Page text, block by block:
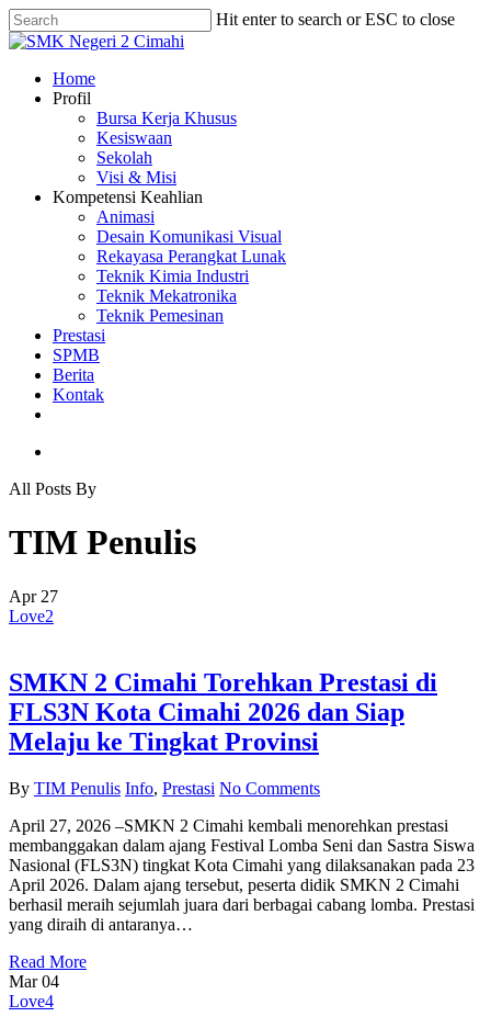
Skip
to
content
Hit enter to search or ESC to close
Close
search
Menu
Home
Profil
Bursa Kerja Khusus
Kesiswaan
Sekolah
Visi & Misi
Kompetensi Keahlian
Animasi
Desain Komunikasi Visual
Rekayasa Perangkat Lunak
Teknik Kimia Industri
Teknik Mekatronika
Teknik Pemesinan
Prestasi
SPMB
Berita
Kontak
All Posts By
TIM Penulis
Apr 27
Love2
SMKN 2 Cimahi Torehkan Prestasi di
FLS3N Kota Cimahi 2026 dan Siap
Melaju ke Tingkat Provinsi
By TIM Penulis Info, Prestasi No Comments
April 27, 2026 –SMKN 2 Cimahi kembali menorehkan prestasi
membanggakan dalam ajang Festival Lomba Seni dan Sastra Siswa
Nasional (FLS3N) tingkat Kota Cimahi yang dilaksanakan pada 23
April 2026. Dalam ajang tersebut, peserta didik SMKN 2 Cimahi
berhasil meraih sejumlah juara dari berbagai cabang lomba. Prestasi
yang diraih di antaranya…
Read More
Mar 04
Love4